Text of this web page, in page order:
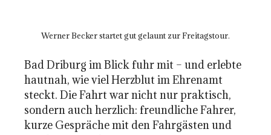
Werner Becker startet gut gelaunt zur Freitagstour.
Bad Driburg im Blick fuhr mit – und erlebte
hautnah, wie viel Herzblut im Ehrenamt
steckt. Die Fahrt war nicht nur praktisch,
sondern auch herzlich: freundliche Fahrer,
kurze Gespräche mit den Fahrgästen und